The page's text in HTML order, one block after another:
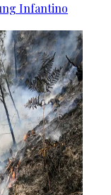
Infantino